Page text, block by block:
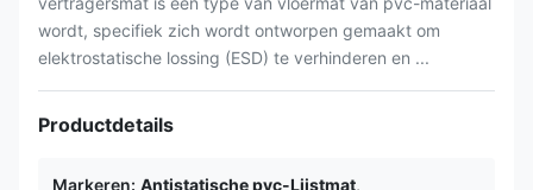
wordt, specifiek zich wordt ontworpen gemaakt om
elektrostatische lossing (ESD) te verhinderen en ...
Productdetails
Markeren: Antistatische pvc-Lijstmat,